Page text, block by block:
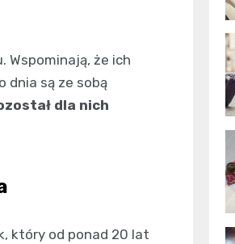
Wspominają, że ich
dnia są ze sobą
dla nich
który od ponad 20 lat